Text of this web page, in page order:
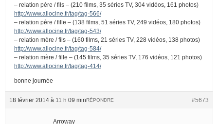
– relation père / fils – (210 films, 35 séries TV, 304 vidéos, 161 photos)
http://www.allocine.fr/tag/tag-566/
– relation père / fille – (138 films, 51 séries TV, 249 vidéos, 180 photos)
http://www.allocine.fr/tag/tag-543/
– relation mère / fils – (160 films, 21 séries TV, 228 vidéos, 138 photos)
http://www.allocine.fr/tag/tag-584/
– relation mère / fille – (145 films, 35 séries TV, 176 vidéos, 121 photos)
http://www.allocine.fr/tag/tag-414/
bonne journée
18 février 2014 à 11 h 09 min #5673
RÉPONDRE
Arroway